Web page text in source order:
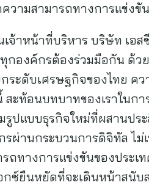
ามสามารถทางการแข่ง
จ้าหน้าที่บริหาร บริษัท เอส
องค์กรต้องร่วมมือกัน ด้วย
ระดับเศรษฐกิจของไทย
สะท้อนบทบาทของเราในก
รูปแบบธุรกิจใหม่ที่ผสานป
รผ่านกระบวนการดิจิทัล ไ
ถทางการแข่งขันของประ
กซ์ยืนหยัดที่จะเดินหน้าสนั